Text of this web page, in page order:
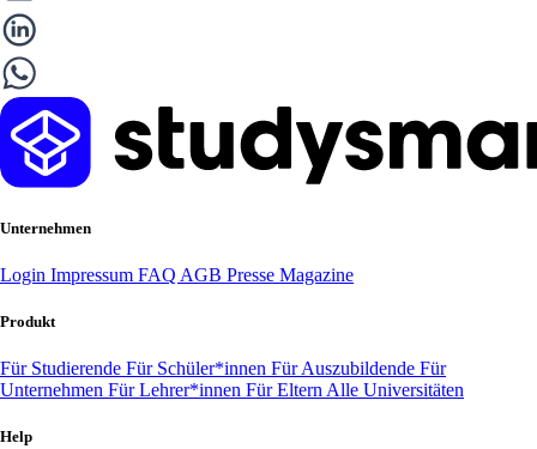
Unternehmen
Login Impressum FAQ AGB Presse Magazine
Produkt
Für Studierende Für Schüler*innen Für Auszubildende Für
Unternehmen Für Lehrer*innen Für Eltern Alle Universitäten
Help